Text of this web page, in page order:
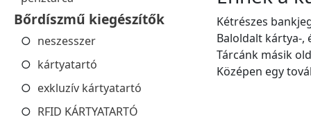
Bőrdíszmű kiegészítők
neszesszer
kártyatartó
exkluzív kártyatartó
RFID KÁRTYATARTÓ
Kétrészes
Baloldalt kártya-,
Tárcánk másik
Középen egy